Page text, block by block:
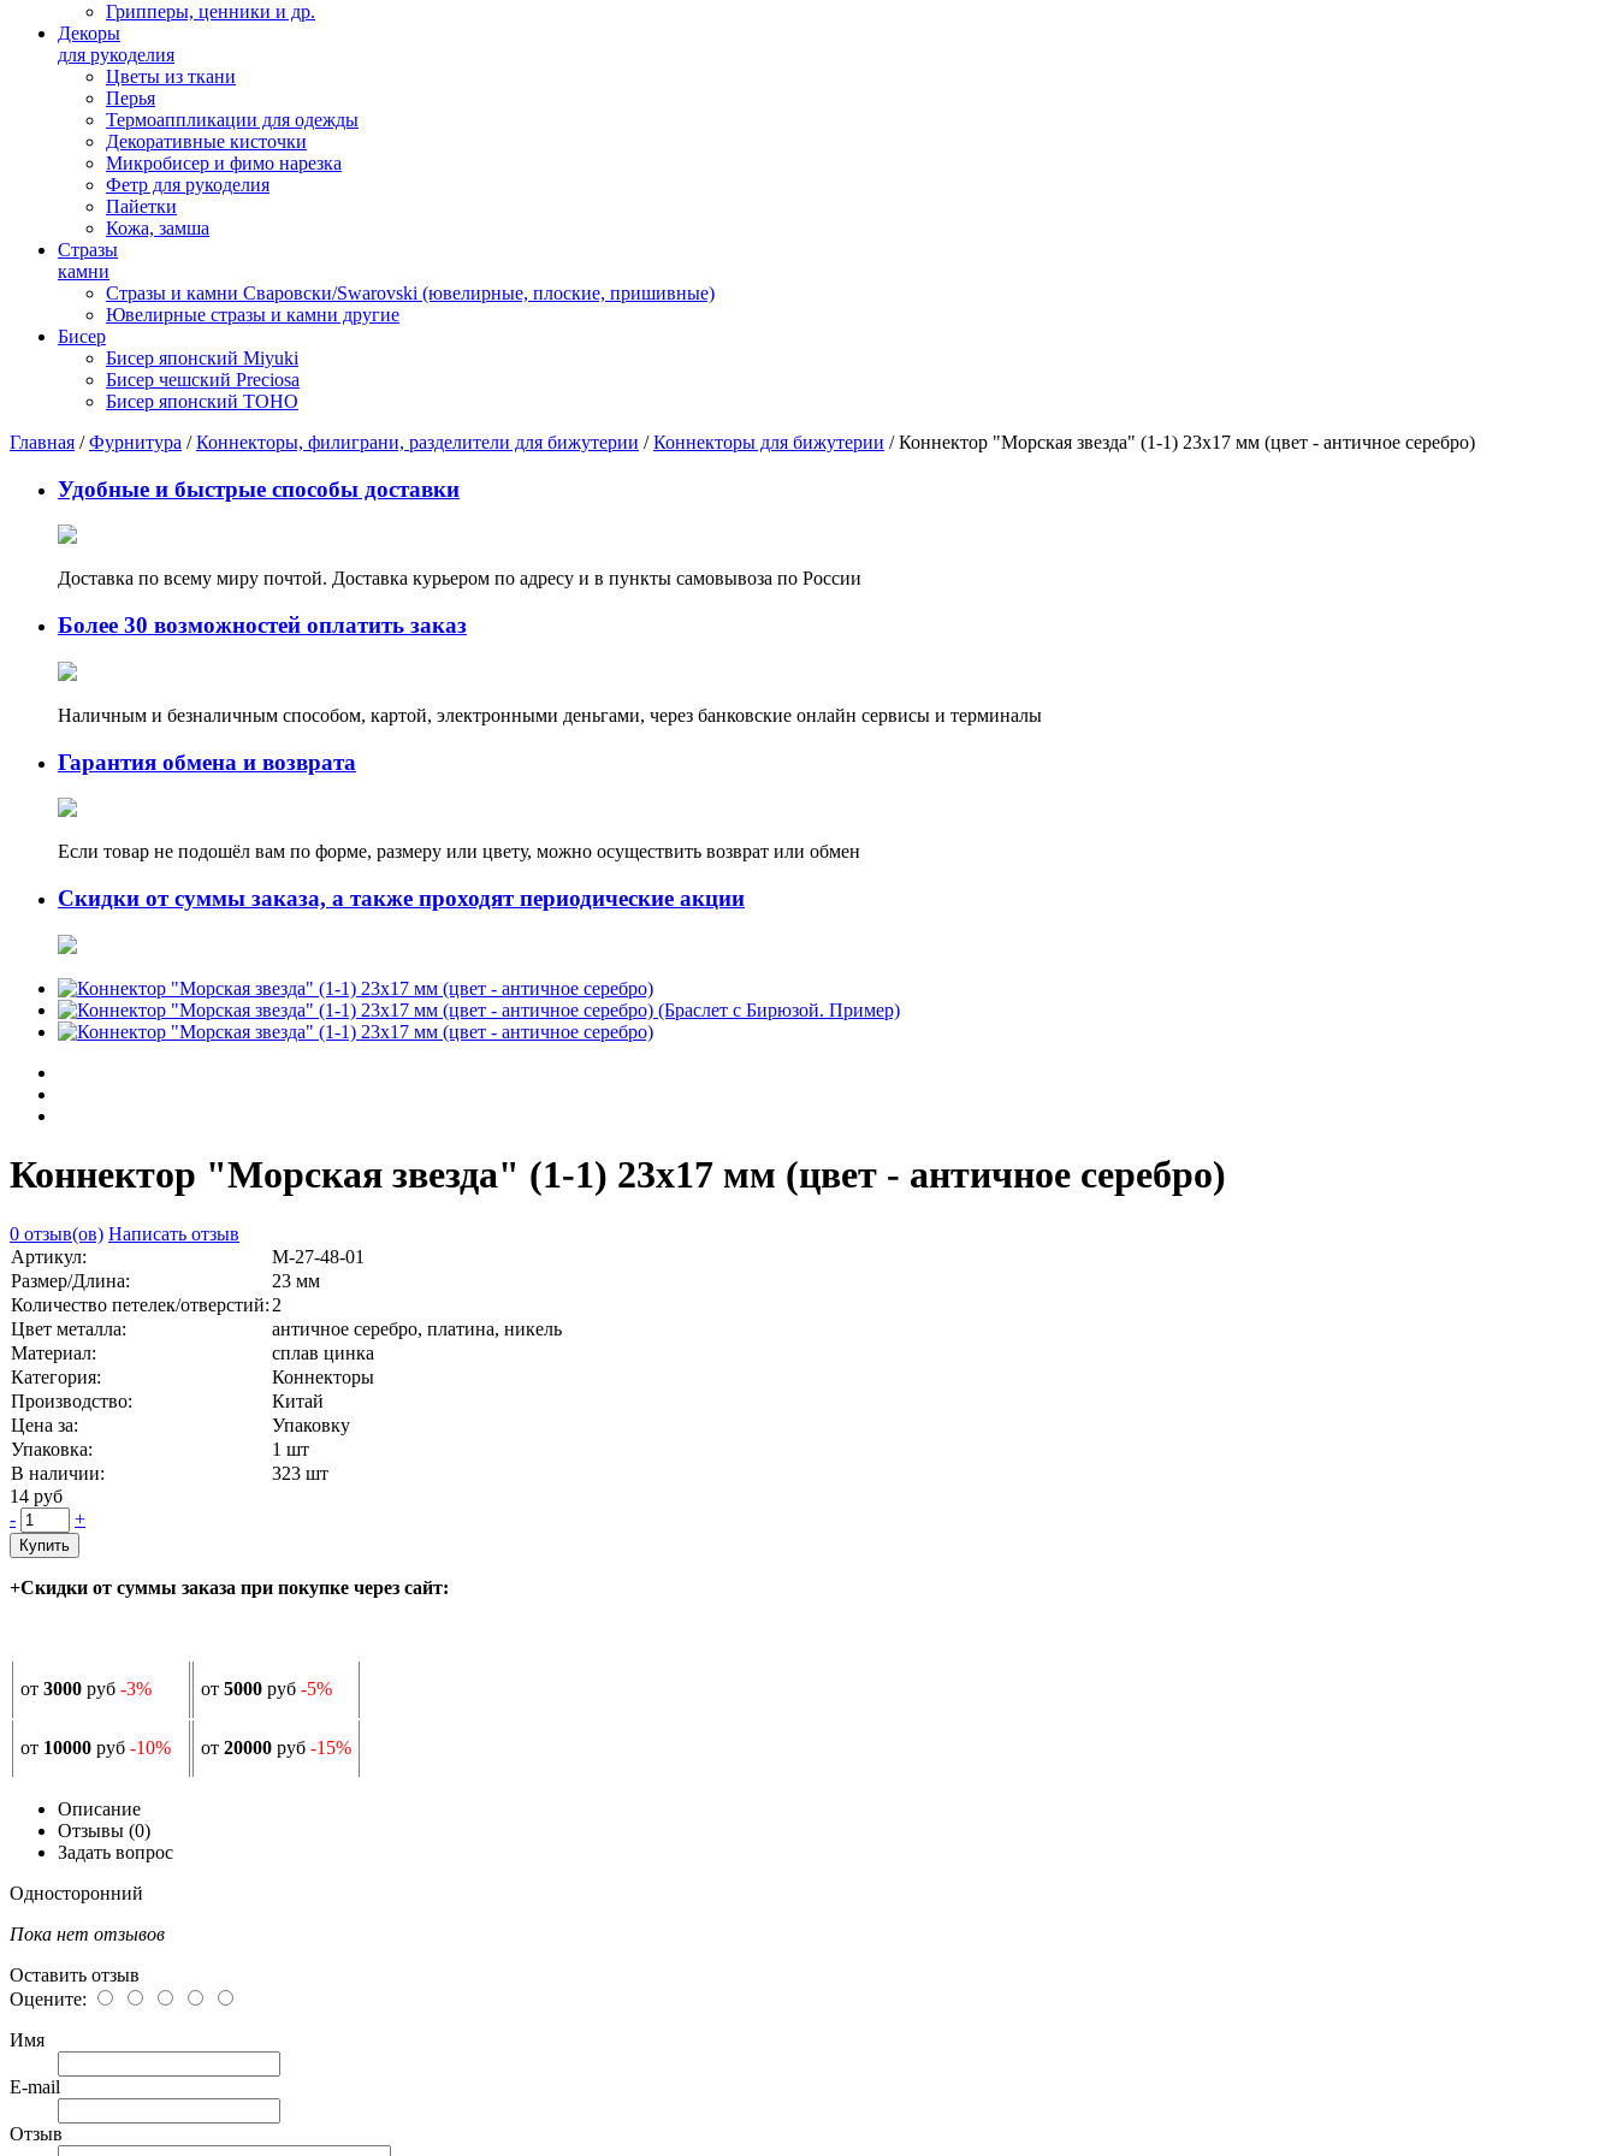
Грипперы, ценники и др.
Декоры
для рукоделия
Цветы из ткани
Перья
Термоаппликации для одежды
Декоративные кисточки
Микробисер и фимо нарезка
Фетр для рукоделия
Пайетки
Кожа, замша
Стразы
камни
Стразы и камни Сваровски/Swarovski (ювелирные, плоские, пришивные)
Ювелирные стразы и камни другие
Бисер
Бисер японский Miyuki
Бисер чешский Preciosa
Бисер японский TOHO
Главная /Фурнитура /Коннекторы, филиграни, разделители для бижутерии /Коннекторы для бижутерии / Коннектор "Морская звезда" (1-1) 23х17 мм (цвет - античное серебро)
Удобные и быстрые способы доставки
Доставка по всему миру почтой. Доставка курьером по адресу и в пункты самовывоза по России
Более 30 возможностей оплатить заказ
Наличным и безналичным способом, картой, электронными деньгами, через банковские онлайн сервисы и терминалы
Гарантия обмена и возврата
Если товар не подошёл вам по форме, размеру или цвету, можно осуществить возврат или обмен
Скидки от суммы заказа, а также проходят периодические акции
Коннектор "Морская звезда" (1-1) 23х17 мм (цвет - античное серебро)
0 отзыв(ов) Написать отзыв
Артикул:
М-27-48-01
Размер/Длина:
23 мм
Количество петелек/отверстий: 2
Цвет металла:
античное серебро, платина, никель
Материал:
сплав цинка
Категория:
Коннекторы
Производство:
Китай
Цена за:
Упаковку
Упаковка:
1 шт
В наличии:
323 шт
14 руб
-
+
Купить
+Скидки от суммы заказа при покупке через сайт:
от 3000 руб -3% от 5000 руб -5%
от 10000 руб -10% от 20000 руб -15%
Описание
Отзывы (0)
Задать вопрос
Односторонний
Пока нет отзывов
Оставить отзыв
Оцените:
Имя
E-mail
Отзыв